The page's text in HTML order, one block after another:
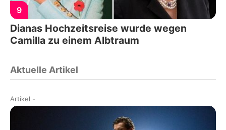
9
Dianas Hochzeitsreise wurde wegen
Camilla zu einem Albtraum
Aktuelle Artikel
Artikel -